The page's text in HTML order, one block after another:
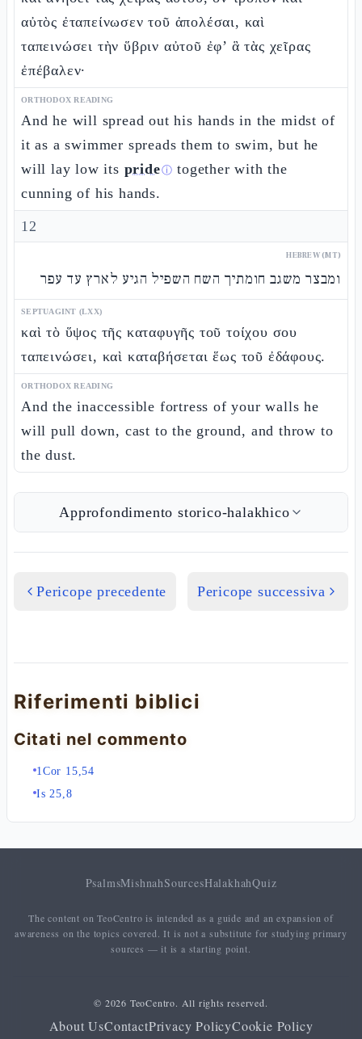
αὐτὸς ἐταπείνωσεν τοῦ ἀπολέσαι, καὶ
ταπεινώσει τὴν ὕβριν αὐτοῦ ἐφ’ ἃ τὰς χεῖρας
ἐπέβαλεν·
ORTHODOX READING
And he will spread out his hands in the midst of
it as a swimmer spreads them to swim, but he
will lay low its prideⓘ together with the
cunning of his hands.
12
HEBREW (MT)
ומבצר משגב חומתיך השח השפיל הגיע לארץ עד עפר
SEPTUAGINT (LXX)
καὶ τὸ ὕψος τῆς καταφυγῆς τοῦ τοίχου σου
ταπεινώσει, καὶ καταβήσεται ἕως τοῦ ἐδάφους.
ORTHODOX READING
And the inaccessible fortress of your walls he
will pull down, cast to the ground, and throw to
the dust.
Approfondimento storico-halakhico
Pericope precedente Pericope successiva
Riferimenti biblici
Citati nel commento
1Cor 15,54
Is 25,8
PsalmsMishnahSourcesHalakhahQuiz
The content on TeoCentro is intended as a guide and an expansion of
awareness on the topics covered. It is not a substitute for studying primary
sources — it is a starting point.
© 2026 TeoCentro. All rights reserved.
About UsContactPrivacy PolicyCookie Policy